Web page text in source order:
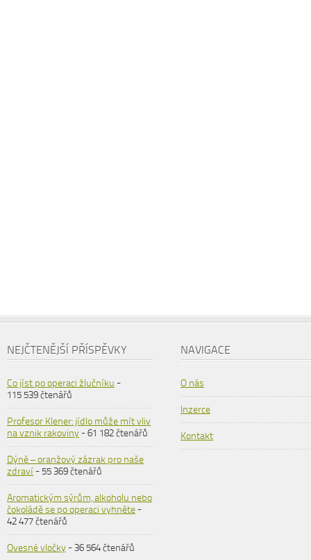
NEJČTENĚJŠÍ PŘÍSPĚVKY
Co jíst po operaci žlučníku -
115 539 čtenářů
Profesor Klener: jídlo může mít vliv
na vznik rakoviny- 61 182 čtenářů
Dýně – oranžový zázrak pro naše
zdraví- 55 369 čtenářů
Aromatickým sýrům, alkoholu nebo
čokoládě se po operaci vyhněte-
42 477 čtenářů
Ovesné vločky- 36 564 čtenářů
NAVIGACE
O nás
Inzerce
Kontakt